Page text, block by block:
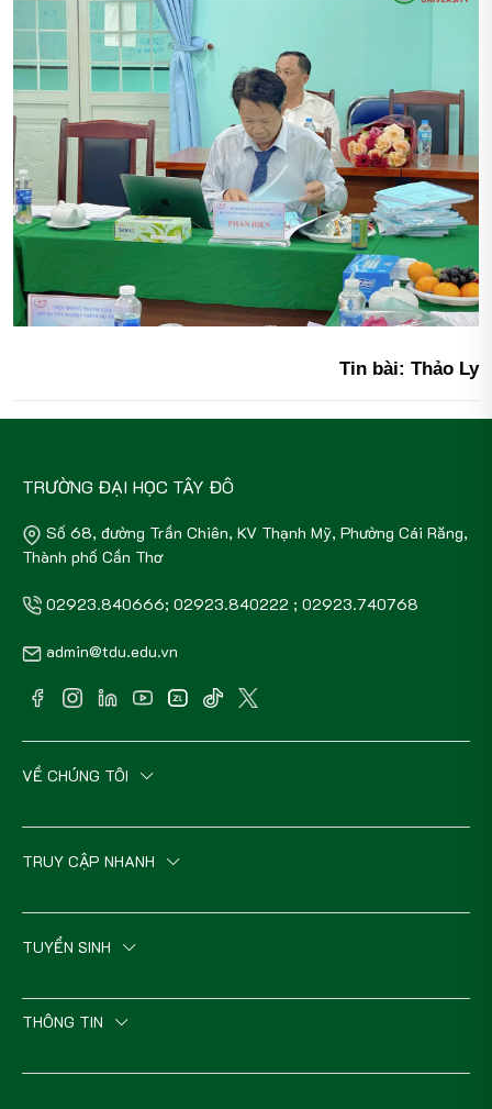
Tin bài: Thảo Ly
TRƯỜNG ĐẠI HỌC TÂY ĐÔ
Số 68, đường Trần Chiên, KV Thạnh Mỹ, Phường Cái Răng,
Thành phố Cần Thơ
02923.840666; 02923.840222 ; 02923.740768
admin@tdu.edu.vn
VỀ CHÚNG TÔI
TRUY CẬP NHANH
TUYỂN SINH
THÔNG TIN